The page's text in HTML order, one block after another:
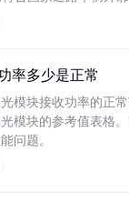
率多少是正常
模块接收功率的正
模块的参考值表格
问题。